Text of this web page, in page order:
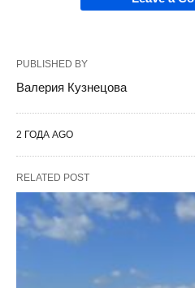
PUBLISHED BY
Валерия Кузнецова
2 ГОДА AGO
RELATED POST